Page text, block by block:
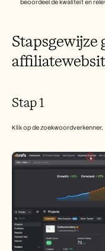
beoordeel de kwaliteit en
Stapsgewijze
Stap 1
Klik op de zoekwoordverkenner,